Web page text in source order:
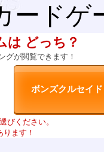
ードゲ
は どっち？
グが閲覧できます！
びください。
ます！